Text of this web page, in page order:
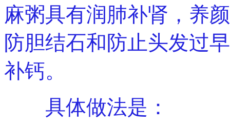
麻粥具有润肺补肾，养
防胆结石和防止头发过
补钙。
具体做法是：